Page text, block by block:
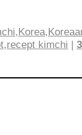
,Korea,
,recept kimchi | 3